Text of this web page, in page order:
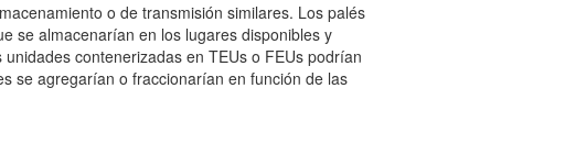
o de transmisión similares. Los palés
se almacenarían en los lugares disponibles y
contenerizadas en TEUs o FEUs podrían
se agregarían o fraccionarían en función de las